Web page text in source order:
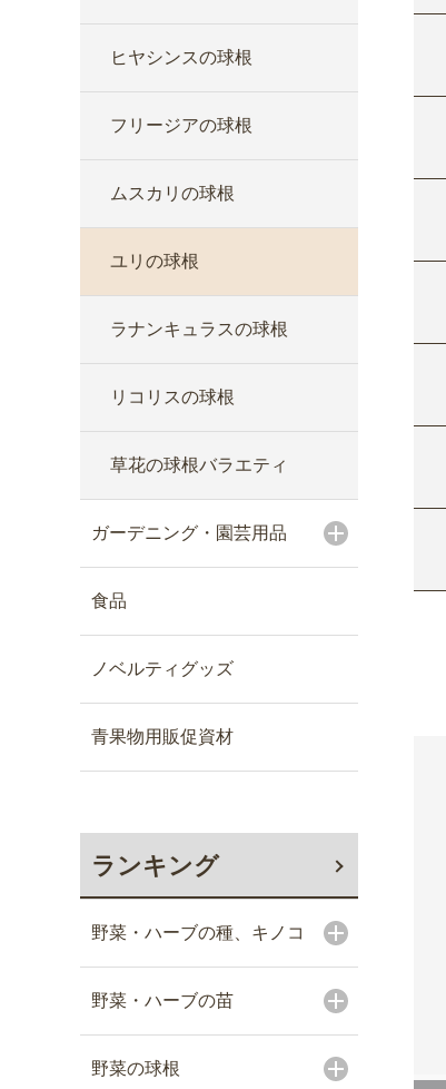
ヒヤシンスの球根
フリージアの球根
ムスカリの球根
ユリの球根
ラナンキュラスの球根
リコリスの球根
草花の球根バラエティ
ガーデニング・園芸用品
食品
ノベルティグッズ
青果物用販促資材
ランキング
野菜・ハーブの種、キノコ
野菜・ハーブの苗
野菜の球根